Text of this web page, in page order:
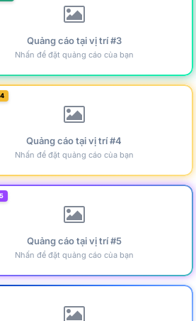
Quảng cáo tại vị trí #3
Nhấn để đặt quảng cáo của bạn
Quảng cáo tại vị trí #4
Nhấn để đặt quảng cáo của bạn
Quảng cáo tại vị trí #5
Nhấn để đặt quảng cáo của bạn